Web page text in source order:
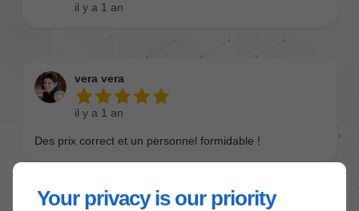
Your privacy is our priority